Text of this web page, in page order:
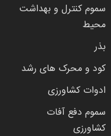
سموم کنترل و بهداشت
محیط
بذر
کود و محرک های رشد
ادوات کشاورزی
سموم دفع آفات
کشاورزی